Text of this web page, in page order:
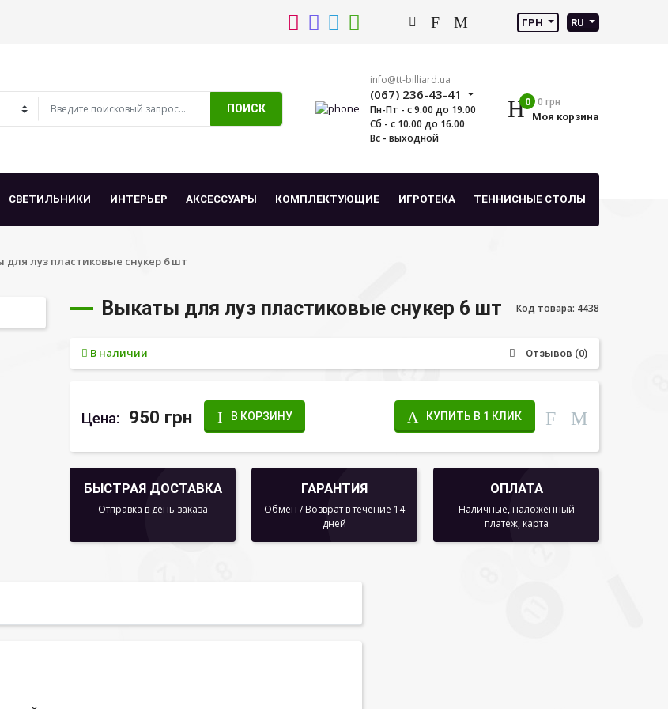
ГРН RU
ПОИСК
info@tt-billiard.ua
(067) 236-43-41
Пн-Пт - с 9.00 до 19.00
Сб - с 10.00 до 16.00
Вс - выходной
0 0 грн
Моя корзина
СВЕТИЛЬНИКИ ИНТЕРЬЕР АКСЕССУАРЫ КОМПЛЕКТУЮЩИЕ ИГРОТЕКА ТЕННИСНЫЕ СТОЛЫ
для луз пластиковые снукер 6 шт
Выкаты для луз пластиковые снукер 6 шт Код товара: 4438
В наличии Отзывов (0)
Цена: 950 грн В КОРЗИНУ КУПИТЬ В 1 КЛИК
БЫСТРАЯ ДОСТАВКА
Отправка в день заказа
ГАРАНТИЯ
Обмен / Возврат в течение 14
дней
ОПЛАТА
Наличные, наложенный
платеж, карта